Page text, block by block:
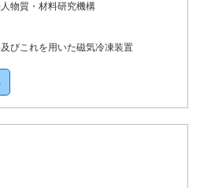
物質・材料研究機構
びこれを用いた磁気冷凍装置